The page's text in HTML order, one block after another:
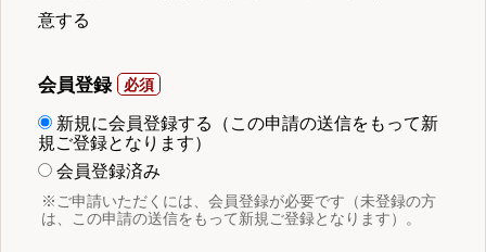
意する
会員登録
新規に会員登録する（この申請の送信をもって新
規ご登録となります）
会員登録済み
※ご申請いただくには、会員登録が必要です（未登録の方
は、この申請の送信をもって新規ご登録となります）。